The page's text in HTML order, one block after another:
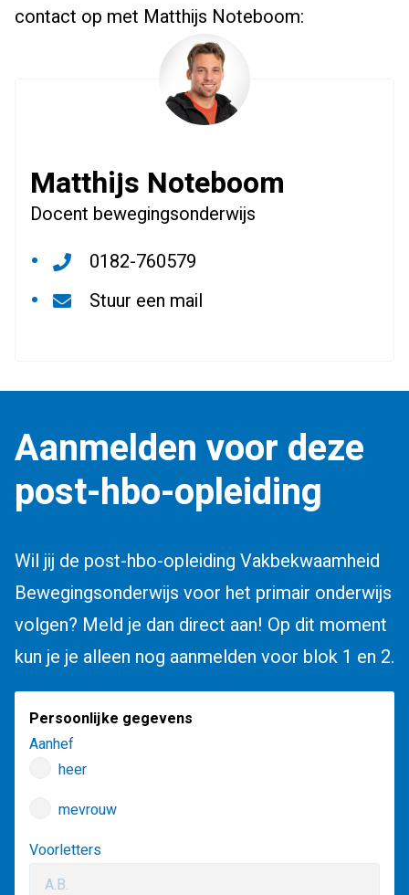
contact op met Matthijs Noteboom:
Matthijs Noteboom
Docent bewegingsonderwijs
0182-760579
Stuur een mail
Aanmelden voor deze
post-hbo-opleiding
Wil jij de post-hbo-opleiding Vakbekwaamheid
Bewegingsonderwijs voor het primair onderwijs
volgen? Meld je dan direct aan! Op dit moment
kun je je alleen nog aanmelden voor blok 1 en 2.
Persoonlijke gegevens
Aanhef
heer
mevrouw
Voorletters